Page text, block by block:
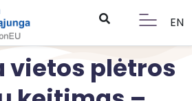
EN
vietos plėtros